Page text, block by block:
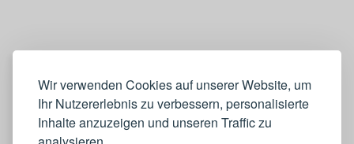
Wir verwenden Cookies auf unserer Website, um
Ihr Nutzererlebnis zu verbessern, personalisierte
Inhalte anzuzeigen und unseren Traffic zu